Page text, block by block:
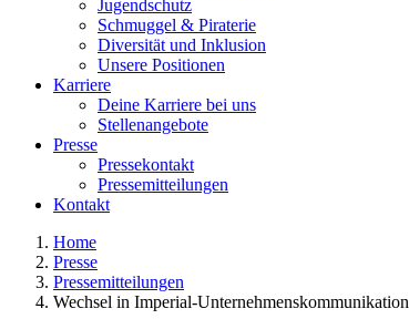
Jugendschutz
Schmuggel & Piraterie
Diversität und Inklusion
Unsere Positionen
Karriere
Deine Karriere bei uns
Stellenangebote
Presse
Pressekontakt
Pressemitteilungen
Kontakt
Home
Presse
Pressemitteilungen
Wechsel in Imperial-Unternehmenskommunikation